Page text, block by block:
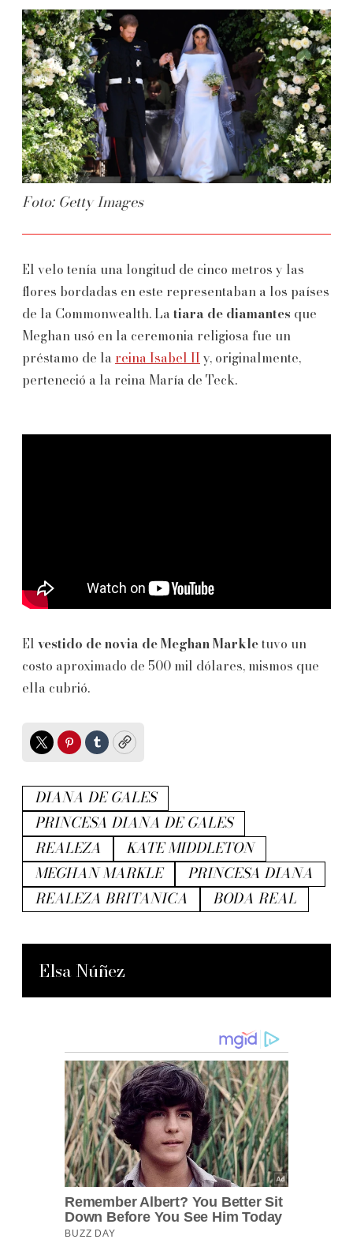
Foto: Getty Images
El velo tenía una longitud de cinco metros y las
flores bordadas en este representaban a los países
de la Commonwealth. La tiara de diamantes que
Meghan usó en la ceremonia religiosa fue un
préstamo de la reina Isabel IIy, originalmente,
perteneció a la reina María de Teck.
El vestido de novia de Meghan Markletuvo un
costo aproximado de 500 mil dólares, mismos que
ella cubrió.
TwitterPinterest
TumblrCopy
DIANA DE GALES
PRINCESA DIANA DE GALES
REALEZA
KATE MIDDLETON
MEGHAN MARKLE
PRINCESA DIANA
REALEZA BRITANICA
BODA REAL
Elsa Núñez